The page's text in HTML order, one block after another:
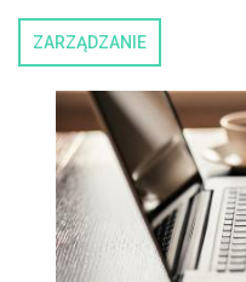
ZARZĄDZANIE